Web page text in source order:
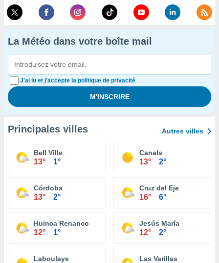
La Météo dans votre boîte mail
J'ai lu et j'accepte la politique de privacité
Principales villes Autres villes
Bell Ville
13° 1°
Canals
13° 2°
Córdoba
13° 2°
Cruz del Eje
16° 6°
Huinca Renanco
12° 1°
Jesús María
12° 2°
Laboulaye Las Varillas